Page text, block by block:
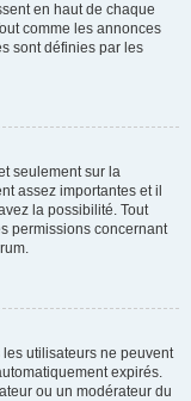
en haut de chaque
comme les annonces
sont définies par les
seulement sur la
assez importantes et il
la possibilité. Tout
permissions concernant
utilisateurs ne peuvent
expirés.
ou un modérateur du